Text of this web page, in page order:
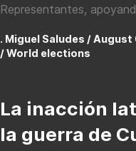
Representantes,
. Miguel Saludes / August
/ World elections
La inacción
la guerra de